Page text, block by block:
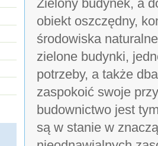
Zielony budynek, a
obiekt oszczędny,
środowiska
zielone budynki,
potrzeby, a także
zaspokoić swoje
budownictwo jest
są w stanie w